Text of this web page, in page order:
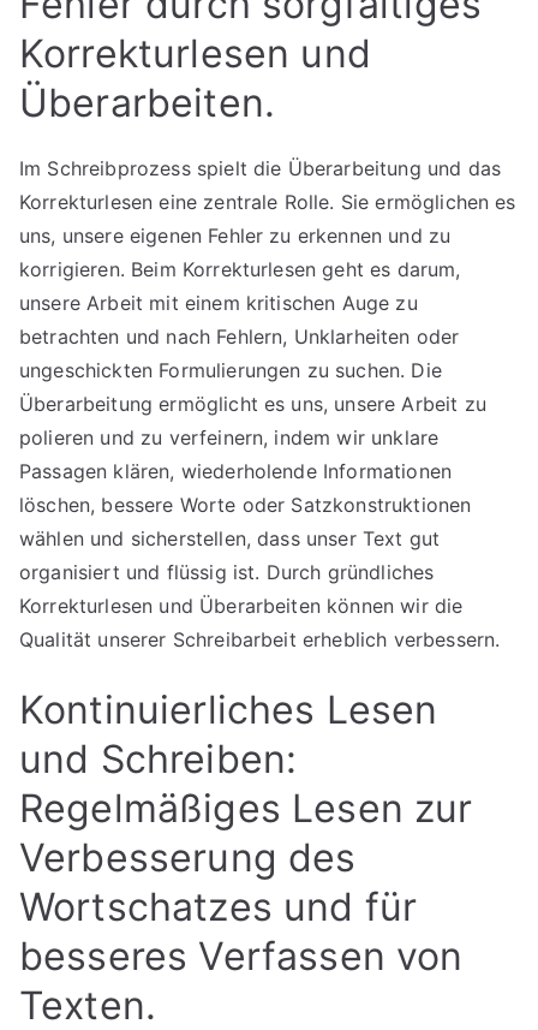
Korrekturlesen und
Überarbeiten.
Im Schreibprozess spielt die Überarbeitung und das
Korrekturlesen eine zentrale Rolle. Sie ermöglichen es
uns, unsere eigenen Fehler zu erkennen und zu
korrigieren. Beim Korrekturlesen geht es darum,
unsere Arbeit mit einem kritischen Auge zu
betrachten und nach Fehlern, Unklarheiten oder
ungeschickten Formulierungen zu suchen. Die
Überarbeitung ermöglicht es uns, unsere Arbeit zu
polieren und zu verfeinern, indem wir unklare
Passagen klären, wiederholende Informationen
löschen, bessere Worte oder Satzkonstruktionen
wählen und sicherstellen, dass unser Text gut
organisiert und flüssig ist. Durch gründliches
Korrekturlesen und Überarbeiten können wir die
Qualität unserer Schreibarbeit erheblich verbessern.
Kontinuierliches Lesen
und Schreiben:
Regelmäßiges Lesen zur
Verbesserung des
Wortschatzes und für
besseres Verfassen von
Texten.